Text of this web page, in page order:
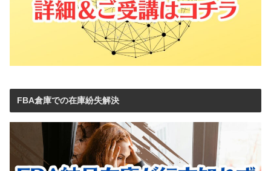
FBA倉庫での在庫紛失解決